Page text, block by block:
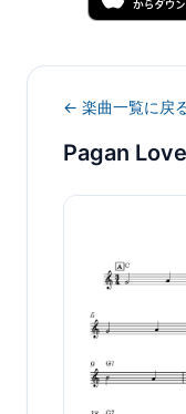
← 楽曲一覧に戻
Pagan